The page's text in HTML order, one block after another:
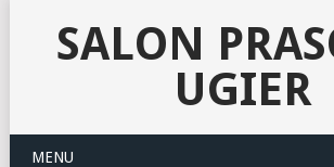
SALON
UGIER
MENU